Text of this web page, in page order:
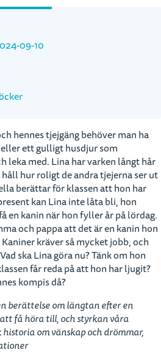
09-10
hennes tjejgäng behöver man ha
ett gulligt husdjur som
leka med. Lina har varken långt hår
hur roligt de andra tjejerna ser ut
berättar för klassen att hon har
kan Lina inte låta bli, hon
en kanin när hon fyller år på lördag.
och pappa att det är en kanin hon
kräver så mycket jobb, och
ska Lina göra nu? Tänk om hon
får reda på att hon har ljugit?
kompis då?
berättelse om längtan efter en
få höra till, och styrkan våra
om vänskap och drömmar,